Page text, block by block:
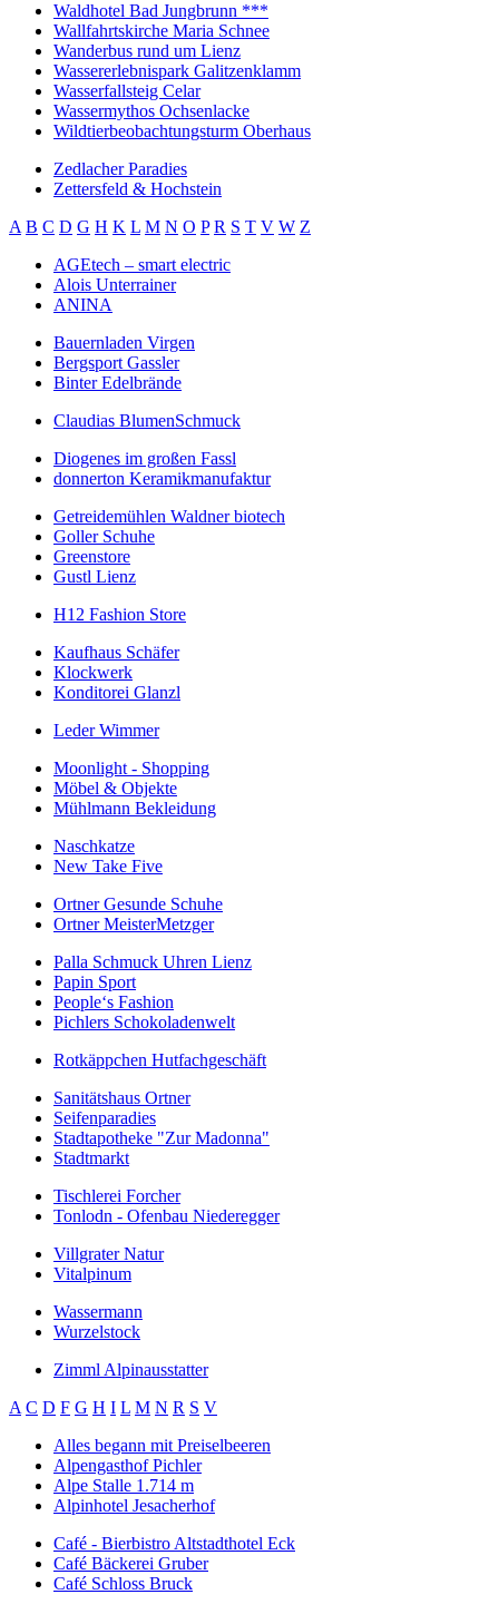
Waldhotel Bad Jungbrunn ***
Wallfahrtskirche Maria Schnee
Wanderbus rund um Lienz
Wassererlebnispark Galitzenklamm
Wasserfallsteig Celar
Wassermythos Ochsenlacke
Wildtierbeobachtungsturm Oberhaus
Zedlacher Paradies
Zettersfeld & Hochstein
A B C D G H K L M N O P R S T V W Z
AGEtech – smart electric
Alois Unterrainer
ANINA
Bauernladen Virgen
Bergsport Gassler
Binter Edelbrände
Claudias BlumenSchmuck
Diogenes im großen Fassl
donnerton Keramikmanufaktur
Getreidemühlen Waldner biotech
Goller Schuhe
Greenstore
Gustl Lienz
H12 Fashion Store
Kaufhaus Schäfer
Klockwerk
Konditorei Glanzl
Leder Wimmer
Moonlight - Shopping
Möbel & Objekte
Mühlmann Bekleidung
Naschkatze
New Take Five
Ortner Gesunde Schuhe
Ortner MeisterMetzger
Palla Schmuck Uhren Lienz
Papin Sport
People‘s Fashion
Pichlers Schokoladenwelt
Rotkäppchen Hutfachgeschäft
Sanitätshaus Ortner
Seifenparadies
Stadtapotheke "Zur Madonna"
Stadtmarkt
Tischlerei Forcher
Tonlodn - Ofenbau Niederegger
Villgrater Natur
Vitalpinum
Wassermann
Wurzelstock
Zimml Alpinausstatter
A C D F G H I L M N R S V
Alles begann mit Preiselbeeren
Alpengasthof Pichler
Alpe Stalle 1.714 m
Alpinhotel Jesacherhof
Café - Bierbistro Altstadthotel Eck
Café Bäckerei Gruber
Café Schloss Bruck